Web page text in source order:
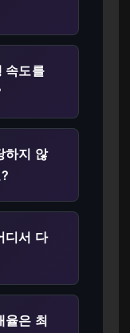
속도를
하지 않
디서 다
은 최